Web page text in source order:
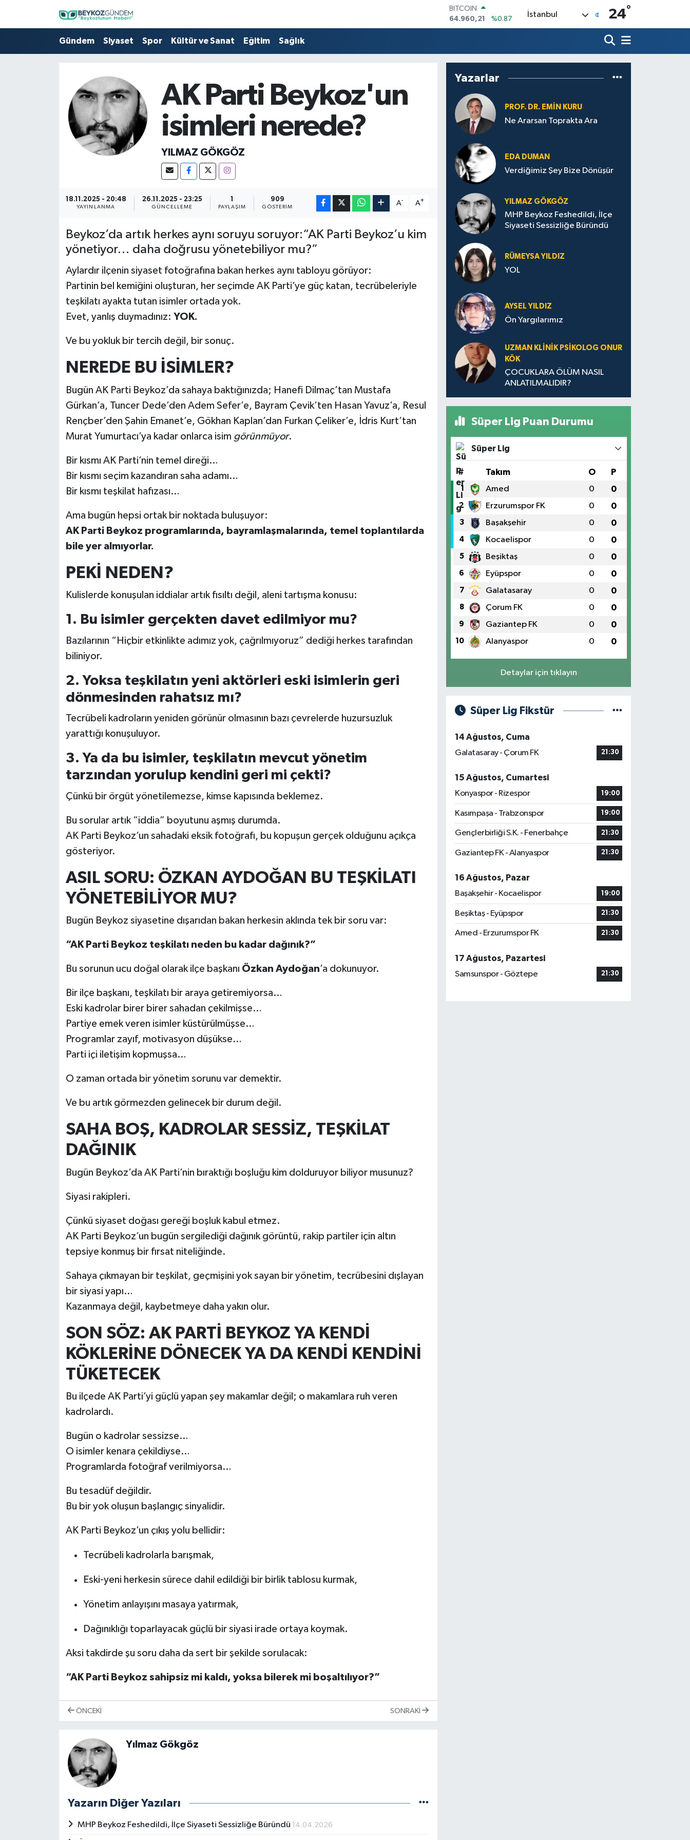
DOLAR
47,7436
%0.18
EURO
6660.55
%0.03
13.779
%-14
İstanbul 24°
Gündem Siyaset Spor Kültür ve Sanat Eğitim Sağlık
AK Parti Beykoz'un
isimleri nerede?
YILMAZ GÖKGÖZ
18.11.2025 - 20:48
YAYINLANMA
26.11.2025 - 23:25
GÜNCELLEME PAYLAŞIM
909
GÖSTERIM
A- A+
Beykoz’da artık herkes aynı soruyu soruyor:“AK Parti Beykoz’u kim
yönetiyor… daha doğrusu yönetebiliyor mu?”
Aylardır ilçenin siyaset fotoğrafına bakan herkes aynı tabloyu görüyor:
Partinin bel kemiğini oluşturan, her seçimde AK Parti’ye güç katan, tecrübeleriyle
teşkilatı ayakta tutan isimler ortada yok.
Evet, yanlış duymadınız: YOK.
Ve bu yokluk bir tercih değil, bir sonuç.
NEREDE BU İSİMLER?
Bugün AK Parti Beykoz’da sahaya baktığınızda; Hanefi Dilmaç’tan Mustafa
Gürkan’a, Tuncer Dede’den Adem Sefer’e, Bayram Çevik’ten Hasan Yavuz’a, Resul
Rençber’den Şahin Emanet’e, Gökhan Kaplan’dan Furkan Çeliker’e, İdris Kurt’tan
Murat Yumurtacı’ya kadar onlarca isim görünmüyor.
Bir kısmı AK Parti’nin temel direği…
Bir kısmı seçim kazandıran saha adamı…
Bir kısmı teşkilat hafızası…
Ama bugün hepsi ortak bir noktada buluşuyor:
AK Parti Beykoz programlarında, bayramlaşmalarında, temel toplantılarda
bile yer almıyorlar.
PEKİ NEDEN?
Kulislerde konuşulan iddialar artık fısıltı değil, aleni tartışma konusu:
1. Bu isimler gerçekten davet edilmiyor mu?
Bazılarının “Hiçbir etkinlikte adımız yok, çağrılmıyoruz” dediği herkes tarafından
biliniyor.
2. Yoksa teşkilatın yeni aktörleri eski isimlerin geri
dönmesinden rahatsız mı?
Tecrübeli kadroların yeniden görünür olmasının bazı çevrelerde huzursuzluk
yarattığı konuşuluyor.
3. Ya da bu isimler, teşkilatın mevcut yönetim
tarzından yorulup kendini geri mi çekti?
Çünkü bir örgüt yönetilemezse, kimse kapısında beklemez.
Bu sorular artık “iddia” boyutunu aşmış durumda.
AK Parti Beykoz’un sahadaki eksik fotoğrafı, bu kopuşun gerçek olduğunu açıkça
gösteriyor.
ASIL SORU: ÖZKAN AYDOĞAN BU TEŞKİLATI
YÖNETEBİLİYOR MU?
Bugün Beykoz siyasetine dışarıdan bakan herkesin aklında tek bir soru var:
“AK Parti Beykoz teşkilatı neden bu kadar dağınık?”
Bu sorunun ucu doğal olarak ilçe başkanı Özkan Aydoğan’a dokunuyor.
Bir ilçe başkanı, teşkilatı bir araya getiremiyorsa…
Eski kadrolar birer birer sahadan çekilmişse…
Partiye emek veren isimler küstürülmüşse…
Programlar zayıf, motivasyon düşükse…
Parti içi iletişim kopmuşsa…
O zaman ortada bir yönetim sorunu var demektir.
Ve bu artık görmezden gelinecek bir durum değil.
SAHA BOŞ, KADROLAR SESSİZ, TEŞKİLAT
DAĞINIK
Bugün Beykoz’da AK Parti’nin bıraktığı boşluğu kim dolduruyor biliyor musunuz?
Siyasi rakipleri.
Çünkü siyaset doğası gereği boşluk kabul etmez.
AK Parti Beykoz’un bugün sergilediği dağınık görüntü, rakip partiler için altın
tepsiye konmuş bir fırsat niteliğinde.
Sahaya çıkmayan bir teşkilat, geçmişini yok sayan bir yönetim, tecrübesini dışlayan
bir siyasi yapı…
Kazanmaya değil, kaybetmeye daha yakın olur.
SON SÖZ: AK PARTİ BEYKOZ YA KENDİ
KÖKLERİNE DÖNECEK YA DA KENDİ KENDİNİ
TÜKETECEK
Bu ilçede AK Parti’yi güçlü yapan şey makamlar değil; o makamlara ruh veren
kadrolardı.
Bugün o kadrolar sessizse…
O isimler kenara çekildiyse…
Programlarda fotoğraf verilmiyorsa…
Bu tesadüf değildir.
Bu bir yok oluşun başlangıç sinyalidir.
AK Parti Beykoz’un çıkış yolu bellidir:
Tecrübeli kadrolarla barışmak,
Eski-yeni herkesin sürece dahil edildiği bir birlik tablosu kurmak,
Yönetim anlayışını masaya yatırmak,
Dağınıklığı toparlayacak güçlü bir siyasi irade ortaya koymak.
Aksi takdirde şu soru daha da sert bir şekilde sorulacak:
“AK Parti Beykoz sahipsiz mi kaldı, yoksa bilerek mi boşaltılıyor?”
ÖNCEKI SONRAKI
Yılmaz Gökgöz
Yazarın Diğer Yazıları
MHP Beykoz Feshedildi, İlçe Siyaseti Sessizliğe Büründü 14.04.2026
Yazarlar
PROF. DR. EMIN KURU
Ne Ararsan Toprakta Ara
EDA DUMAN
Verdiğimiz Şey Bize Dönüşür
YILMAZ GÖKGÖZ
MHP Beykoz Feshedildi, İlçe
Siyaseti Sessizliğe Büründü
RÜMEYSA YILDIZ
YOL
AYSEL YILDIZ
Ön Yargılarımız
UZMAN KLINIK PSIKOLOG ONUR
KÖK
ÇOCUKLARA ÖLÜM NASIL
ANLATILMALIDIR?
Süper Lig Puan Durumu
Süper Lig
# Takım O P
1 Amed 0 0
2 Erzurumspor FK 0 0
3 Başakşehir 0 0
4 Kocaelispor 0 0
5 Beşiktaş 0 0
6 Eyüpspor 0 0
7 Galatasaray 0 0
8 Çorum FK 0 0
9 Gaziantep FK 0 0
10 Alanyaspor 0 0
Detaylar için tıklayın
Süper Lig Fikstür
14 Ağustos, Cuma
Galatasaray - Çorum FK
21:30
15 Ağustos, Cumartesi
Konyaspor - Rizespor
19:00
Kasımpaşa - Trabzonspor 19:00
Gençlerbirliği S.K. - Fenerbahçe 21:30
Gaziantep FK - Alanyaspor 21:30
16 Ağustos, Pazar
Başakşehir - Kocaelispor
19:00
Beşiktaş - Eyüpspor 21:30
Amed - Erzurumspor FK 21:30
17 Ağustos, Pazartesi
Samsunspor - Göztepe
21:30
Hava Durumu
Süper Lig Puan Durumu ve Fikstür
Tüm Manşetler
Son Dakika Haberleri